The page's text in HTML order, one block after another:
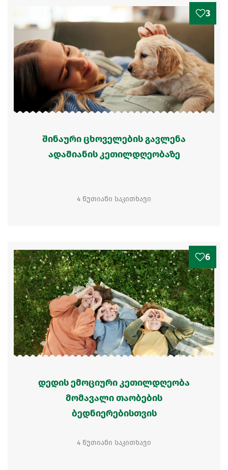
3
შინაური ცხოველების გავლენა
ადამიანის კეთილდღეობაზე
4 წუთიანი საკითხავი
6
დედის ემოციური კეთილდღეობა
მომავალი თაობების
ბედნიერებისთვის
4 წუთიანი საკითხავი